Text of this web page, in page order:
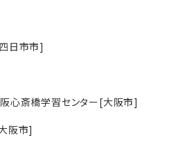
日市市]
心斎橋学習センター[大阪市]
阪市]